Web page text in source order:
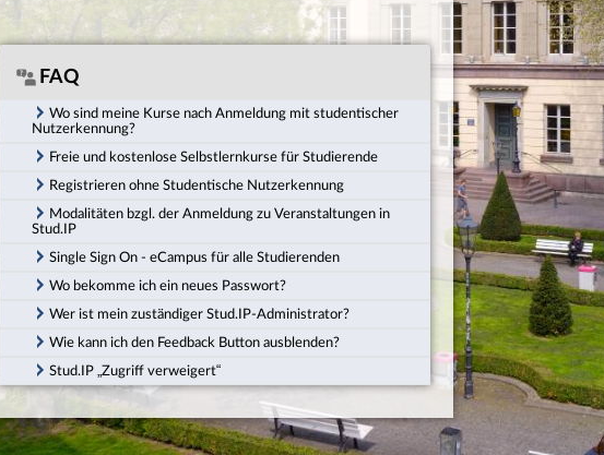
FAQ
Wo sind meine Kurse nach Anmeldung mit studentischer
Nutzerkennung?
Freie und kostenlose Selbstlernkurse für Studierende
Registrieren ohne Studentische Nutzerkennung
Modalitäten bzgl. der Anmeldung zu Veranstaltungen in
Stud.IP
Single Sign On - eCampus für alle Studierenden
Wo bekomme ich ein neues Passwort?
Wer ist mein zuständiger Stud.IP-Administrator?
Wie kann ich den Feedback Button ausblenden?
Stud.IP „Zugriff verweigert“